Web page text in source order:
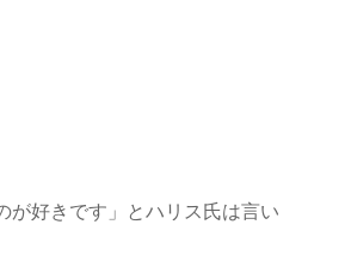
が好きです」とハリス氏は言い